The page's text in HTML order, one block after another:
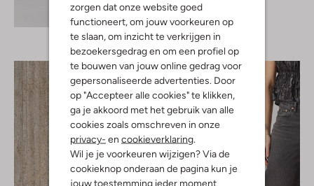
zorgen dat onze website goed
functioneert, om jouw voorkeuren op
te slaan, om inzicht te verkrijgen in
bezoekersgedrag en om een profiel op
te bouwen van jouw online gedrag voor
gepersonaliseerde advertenties. Door
op "Accepteer alle cookies" te klikken,
ga je akkoord met het gebruik van alle
cookies zoals omschreven in onze
privacy- en cookieverklaring.
Wil je je voorkeuren wijzigen? Via de
cookieknop onderaan de pagina kun je
jouw toestemming ieder moment
Ontdek de look